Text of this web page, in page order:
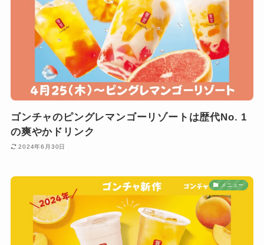
ゴンチャのピングレマンゴーリゾートは歴代No. 1
の爽やかドリンク
2024年6月30日
メニュー